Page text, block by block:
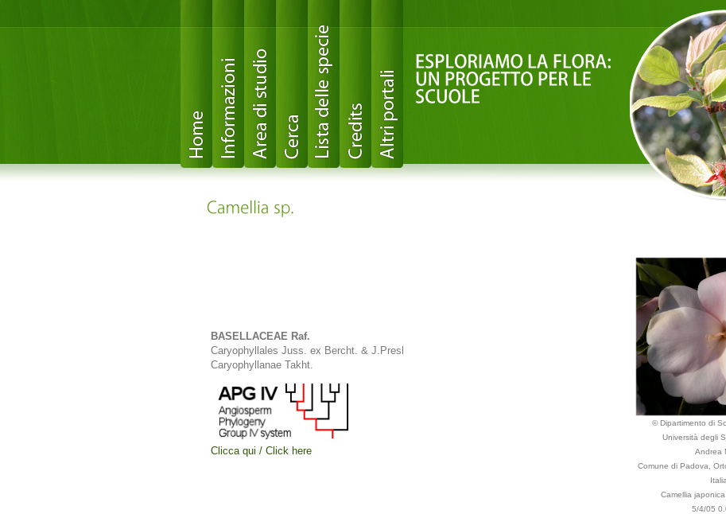
BASELLACEAE Raf.
Caryophyllales Juss. ex Bercht. & J.Presl
Caryophyllanae Takht.
Clicca qui / Click here
© Dipartimento di
Università degli
Andrea
Comune di Padova,
Italia
Camellia
5/4/05